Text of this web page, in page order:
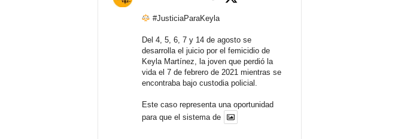
#JusticiaParaKeyla
Del 4, 5, 6, 7 y 14 de agosto se
desarrolla el juicio por el femicidio de
Keyla Martínez, la joven que perdió la
vida el 7 de febrero de 2021 mientras se
encontraba bajo custodia policial.
Este caso representa una oportunidad
para que el sistema de